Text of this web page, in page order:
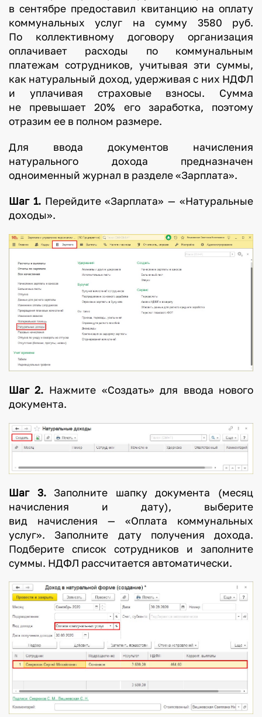
в сентябре предоставил квитанцию на оплату
коммунальных услуг на сумму 3580 руб.
По коллективному договору организация
оплачивает расходы по коммунальным
платежам сотрудников, учитывая эти суммы,
как натуральный доход, удерживая с них НДФЛ
и уплачивая страховые взносы. Сумма
не превышает 20% его заработка, поэтому
отразим ее в полном размере.
Для ввода документов начисления
натурального дохода предназначен
одноименный журнал в разделе «Зарплата».
Шаг 1.Перейдите «Зарплата» — «Натуральные
доходы».
Шаг 2. Нажмите «Создать» для ввода нового
документа.
Шаг 3.Заполните шапку документа (месяц
начисления и дату), выберите
вид начисления — «Оплата коммунальных
услуг». Заполните дату получения дохода.
Подберите список сотрудников и заполните
суммы. НДФЛ рассчитается автоматически.